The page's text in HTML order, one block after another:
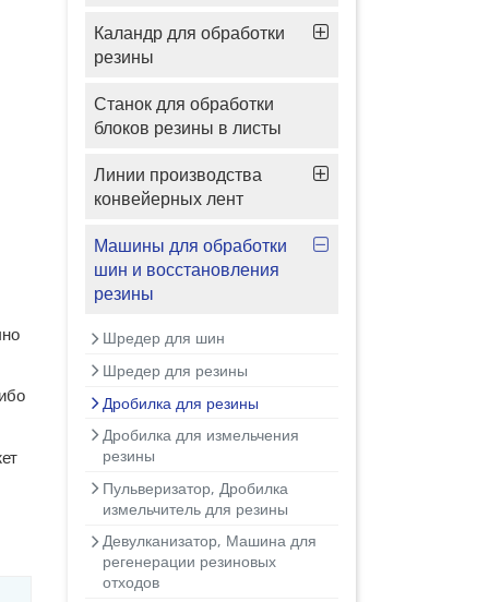
Каландр для обработки
резины
Станок для обработки
блоков резины в листы
Линии производства
конвейерных лент
Машины для обработки
шин и восстановления
резины
Шредер для шин
Шредер для резины
Дробилка для резины
Дробилка для измельчения
резины
Пульверизатор, Дробилка
измельчитель для резины
Девулканизатор, Машина для
регенерации резиновых
отходов